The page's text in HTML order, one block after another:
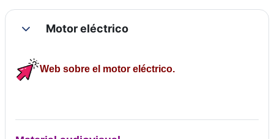
ColapsarMotor eléctrico
Web sobre el motor eléctrico.